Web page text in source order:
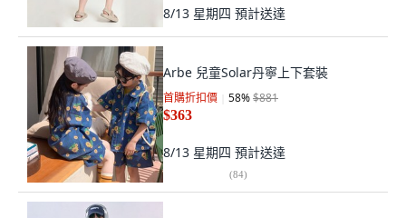
8/13 星期四 預計送達
Arbe 兒童Solar丹寧上下套裝
首購折扣價 58%$881
$363
8/13 星期四 預計送達
(84)